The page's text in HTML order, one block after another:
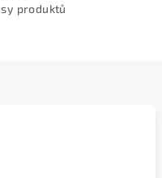
produktů